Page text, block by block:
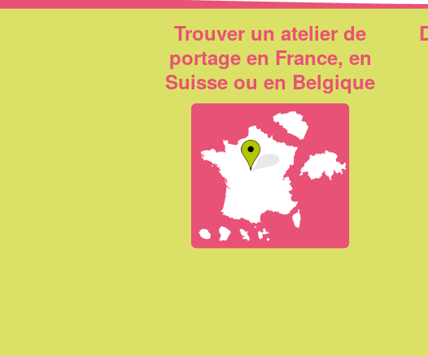
compatible
pratiques
grand dans
mon bébé
Trouver un atelier de
portage en France, en
Suisse ou en Belgique